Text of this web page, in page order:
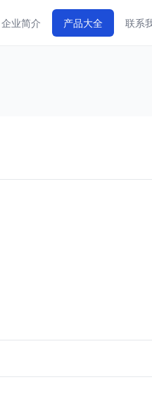
企业简介 产品大全 联系